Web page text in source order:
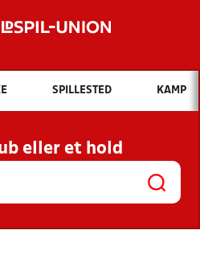
Hvad vil du søge efter?
INDHOLD OG NYHEDER
KLUBBER OG
HOLD
SPILLESTED KAMP
eller et hold